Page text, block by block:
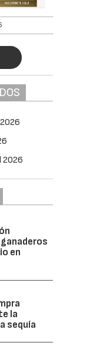
en
la
sequía